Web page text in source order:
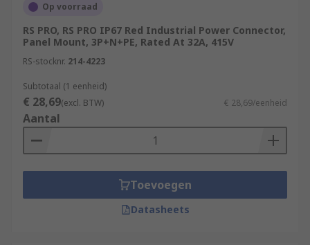
Op voorraad
RS PRO, RS PRO IP67 Red Industrial Power Connector,
Panel Mount, 3P+N+PE, Rated At 32A, 415V
RS-stocknr. 214-4223
Subtotaal (1 eenheid)
€ 28,69(excl. BTW) € 28,69/eenheid
Aantal
Toevoegen
Datasheets